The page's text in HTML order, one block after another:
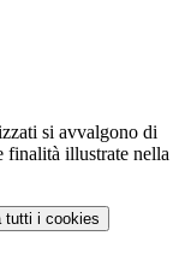
si avvalgono di
finalità illustrate nella
tutti i cookies